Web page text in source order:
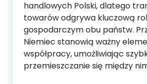
handlowych Polski, dlatego
towarów odgrywa kluczową
gospodarczym obu państw.
Niemiec stanowią ważny
współpracy, umożliwiając
przemieszczanie się między